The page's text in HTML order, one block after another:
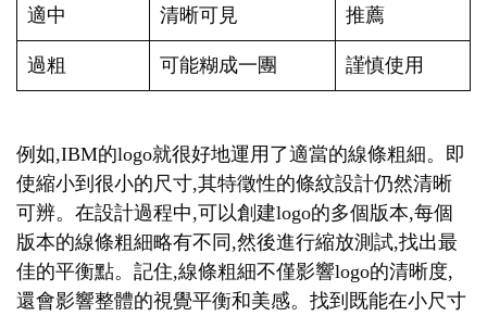
適中 清晰可見 推薦
過粗 可能糊成一團 謹慎使用
例如,IBM的logo就很好地運用了適當的線條粗細。即
使縮小到很小的尺寸,其特徵性的條紋設計仍然清晰
可辨。在設計過程中,可以創建logo的多個版本,每個
版本的線條粗細略有不同,然後進行縮放測試,找出最
佳的平衡點。記住,線條粗細不僅影響logo的清晰度,
還會影響整體的視覺平衡和美感。找到既能在小尺寸